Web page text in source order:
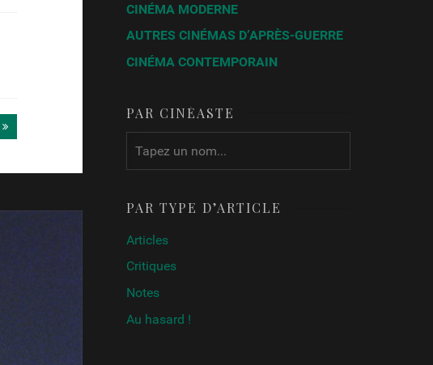
CINÉMA MODERNE
AUTRES CINÉMAS D’APRÈS-GUERRE
CINÉMA CONTEMPORAIN
PAR CINÉASTE
PAR TYPE D’ARTICLE
Articles
Critiques
Notes
Au hasard !